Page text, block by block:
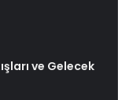
ve Gelecek